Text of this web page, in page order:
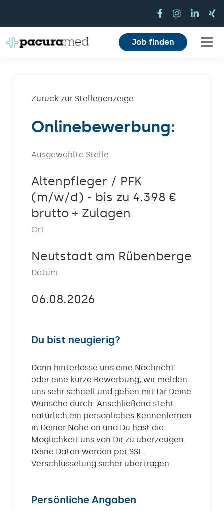
springen
Für Einrichtungen
Mitarbeiterbereich
Karriere
Über uns
Magazin
Kontakt
Job finden
Zurück zur Stellenanzeige
Onlinebewerbung:
Ausgewählte Stelle
Altenpfleger / PFK
(m/w/d) - bis zu 4.398 €
brutto + Zulagen
Ort
Neutstadt am Rübenberge
Datum
06.08.2026
Du bist neugierig?
Dann hinterlasse uns eine Nachricht
oder eine kurze Bewerbung, wir melden
uns sehr schnell und gehen mit Dir Deine
Wünsche durch. Anschließend steht
natürlich ein persönliches Kennenlernen
in Deiner Nähe an und Du hast die
Möglichkeit uns von Dir zu überzeugen.
Deine Daten werden per SSL-
Verschlüsselung sicher übertragen.
Persönliche Angaben